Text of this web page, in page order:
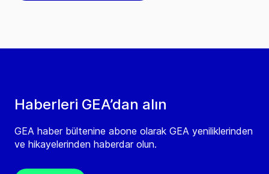
Haberleri GEA’dan alın
GEA haber bültenine abone olarak GEA yeniliklerinden
ve hikayelerinden haberdar olun.